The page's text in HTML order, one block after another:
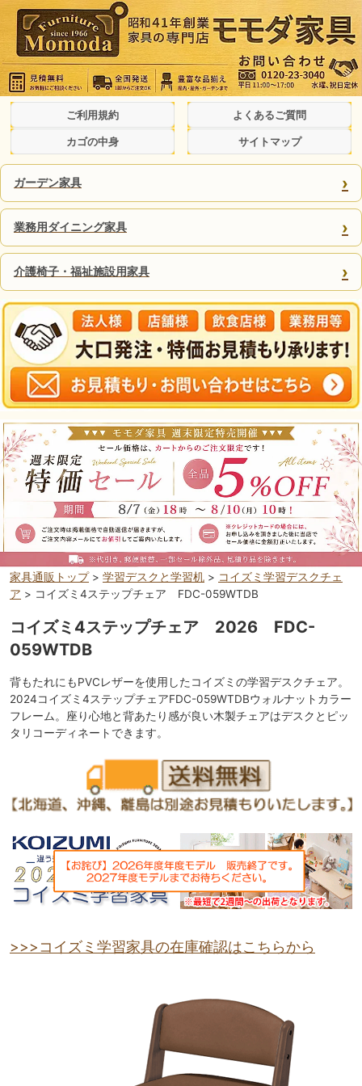
ご利用規約 よくあるご質問
カゴの中身 サイトマップ
ガーデン家具 ›
業務用ダイニング家具 ›
介護椅子・福祉施設用家具 ›
家具通販トップ> 学習デスクと学習机 > コイズミ学習デスクチェ
ア > コイズミ4ステップチェア FDC-059WTDB
コイズミ4ステップチェア 2026 FDC-
059WTDB
背もたれにもPVCレザーを使用したコイズミの学習デスクチェア。
2024コイズミ4ステップチェアFDC-059WTDBウォルナットカラー
フレーム。座り心地と背あたり感が良い木製チェアはデスクとピッ
タリコーディネートできます。
>>>コイズミ学習家具の在庫確認はこちらから